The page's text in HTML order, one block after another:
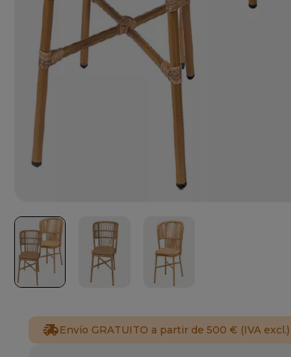
Envío GRATUITO a partir de 500 € (IVA excl.)